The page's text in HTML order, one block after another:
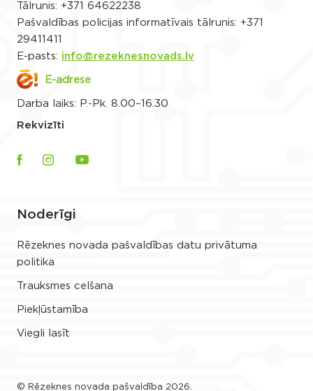
Tālrunis: +371 64622238
Pašvaldības policijas informatīvais tālrunis: +371
29411411
E-pasts: info@rezeknesnovads.lv
E-adrese
Darba laiks: P.-Pk. 8.00–16.30
Rekvizīti
Noderīgi
Rēzeknes novada pašvaldības datu privātuma
politika
Trauksmes celšana
Piekļūstamība
Viegli lasīt
© Rēzeknes novada pašvaldība 2026.